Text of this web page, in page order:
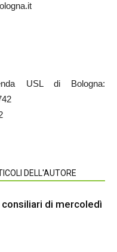
USL di Bologna:
DELL'AUTORE
di mercoledì